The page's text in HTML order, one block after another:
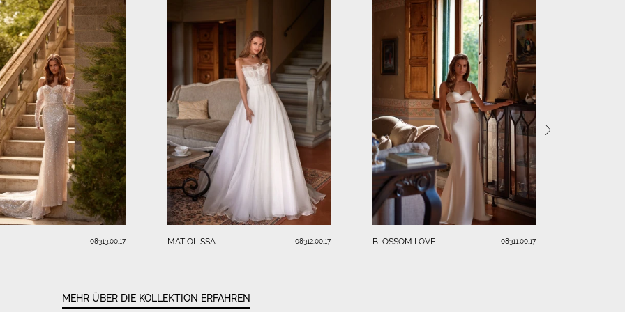
08313.00.17 MATIOLISSA 08312.00.17 BLOSSOM LOVE 08311.00.17
MEHR ÜBER DIE KOLLEKTION ERFAHREN